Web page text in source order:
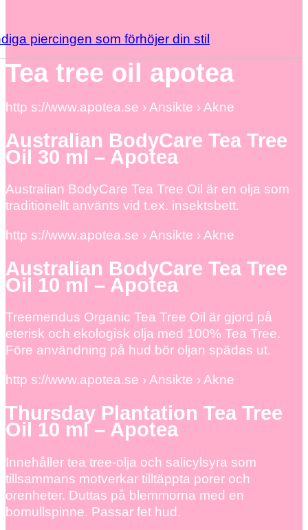
piercingen som förhöjer din stil
Tea tree oil apotea
http s://www.apotea.se › Ansikte › Akne
Australian BodyCare Tea Tree
Oil 30 ml – Apotea
Australian BodyCare Tea Tree Oil är en olja som
traditionellt använts vid t.ex. insektsbett.
http s://www.apotea.se › Ansikte › Akne
Australian BodyCare Tea Tree
Oil 10 ml – Apotea
Treemendus Organic Tea Tree Oil är gjord på
eterisk och ekologisk olja med 100% Tea Tree.
Före användning på hud bör oljan spädas ut.
http s://www.apotea.se › Ansikte › Akne
Thursday Plantation Tea Tree
Oil 10 ml – Apotea
Innehåller tea tree-olja och salicylsyra som
tillsammans motverkar tilltäppta porer och
orenheter. Duttas på blemmorna med en
bomullspinne. Passar fet hud.